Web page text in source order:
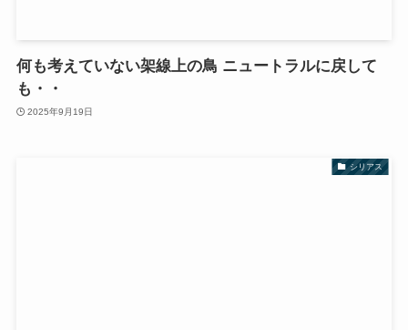
何も考えていない架線上の鳥 ニュートラルに戻して
も・・
2025年9月19日
シリアス